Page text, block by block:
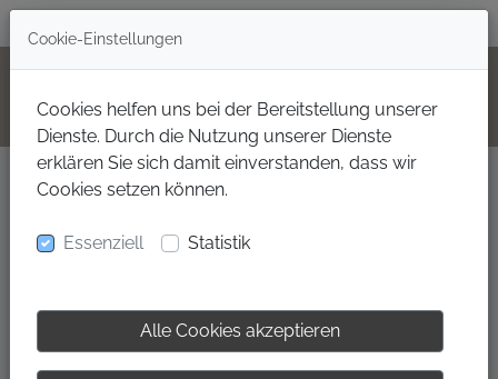
Cookie-Einstellungen
Cookies helfen uns bei der Bereitstellung unserer
Dienste. Durch die Nutzung unserer Dienste
erklären Sie sich damit einverstanden, dass wir
Cookies setzen können.
Essenziell Statistik
Alle Cookies akzeptieren